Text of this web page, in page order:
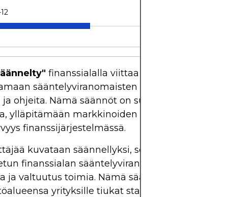
finanssialalla viittaa
sääntelyviranomaisten asettamia tiettyjä
ja ohjeita. Nämä säännöt on suunniteltu
ylläpitämään markkinoiden eheyttä ja
finanssijärjestelmässä.
kuvataan säännellyksi, se tarkoittaa, että
finanssialan sääntelyviranomaisen
ja valtuutus toimia. Nämä sääntelyelimet
yrityksille tiukat standardit seuraaviin